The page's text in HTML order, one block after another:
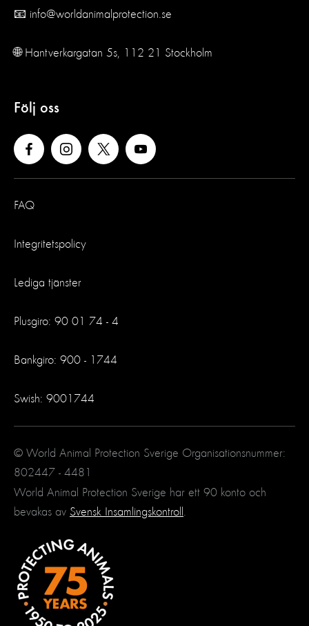
📧 info@worldanimalprotection.se
🌐 Hantverkargatan 5s, 112 21 Stockholm
Följ oss
FAQ
Integritetspolicy
Lediga tjänster
Plusgiro: 90 01 74 - 4
Bankgiro: 900 - 1744
Swish: 9001744
© World Animal Protection Sverige Organisationsnummer:
802447 - 4481
World Animal Protection Sverige har ett 90 konto och
bevakas av Svensk Insamlingskontroll.